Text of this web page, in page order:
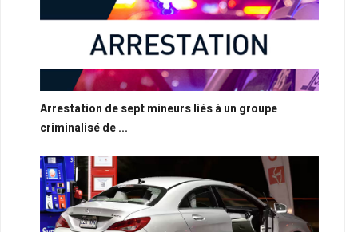
Arrestation de sept mineurs liés à un groupe
criminalisé de ...